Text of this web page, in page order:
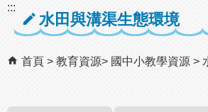
:::
水田與溝渠生態環境
首頁 教育資源 國中小教學資源